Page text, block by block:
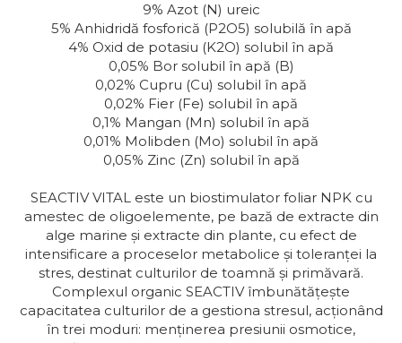
9% Azot (N) ureic
5% Anhidridă fosforică (P2O5) solubilă în apă
4% Oxid de potasiu (K2O) solubil în apă
0,05% Bor solubil în apă (B)
0,02% Cupru (Cu) solubil în apă
0,02% Fier (Fe) solubil în apă
0,1% Mangan (Mn) solubil în apă
0,01% Molibden (Mo) solubil în apă
0,05% Zinc (Zn) solubil în apă
SEACTIV VITAL este un biostimulator foliar NPK cu
amestec de oligoelemente, pe bază de extracte din
alge marine și extracte din plante, cu efect de
intensificare a proceselor metabolice și toleranței la
stres, destinat culturilor de toamnă și primăvară.
Complexul organic SEACTIV îmbunătățește
capacitatea culturilor de a gestiona stresul, acționând
în trei moduri: menținerea presiunii osmotice,